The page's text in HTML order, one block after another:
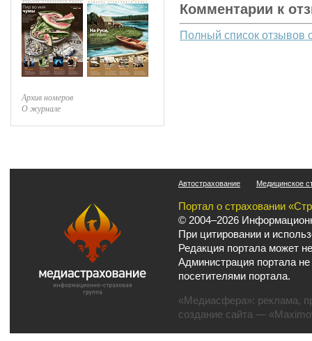
Архив номеров
О журнале
Комментарии к
Полный список отзывов
Автострахование Медицинское
Портал о страховании
© 2004–2026
При цитировании и
Редакция портала может
Администрация портала
посетителями портала.
«Медиасфера»: реклама,
создание сайта —